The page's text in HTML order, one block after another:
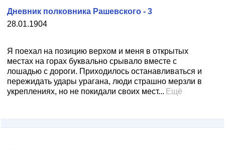
28.01.1904
Дневник полковника Рашевского - 3
Я поехал на позицию верхом и меня в открытых
местах на горах буквально срывало вместе с
лошадью с дороги. Приходилось останавливаться и
пережидать удары урагана, люди страшно мерзли в
укреплениях, но не покидали своих мест... Ещё